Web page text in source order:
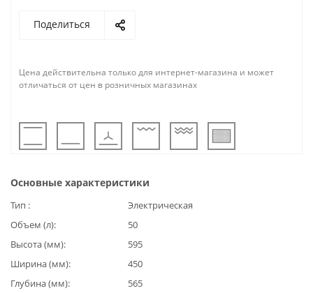
Поделиться
Цена действительна только для интернет-магазина и может
отличаться от цен в розничных магазинах
Основные характеристики
Тип
Электрическая
Объем (л)
50
Высота (мм)
595
Ширина (мм)
450
Глубина (мм)
565